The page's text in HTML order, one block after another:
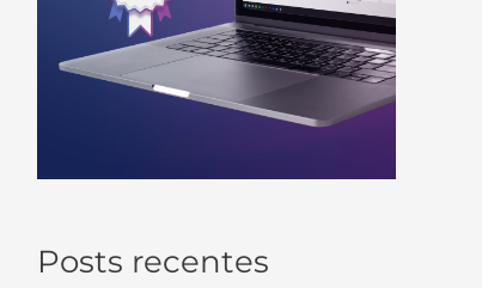
Posts recentes